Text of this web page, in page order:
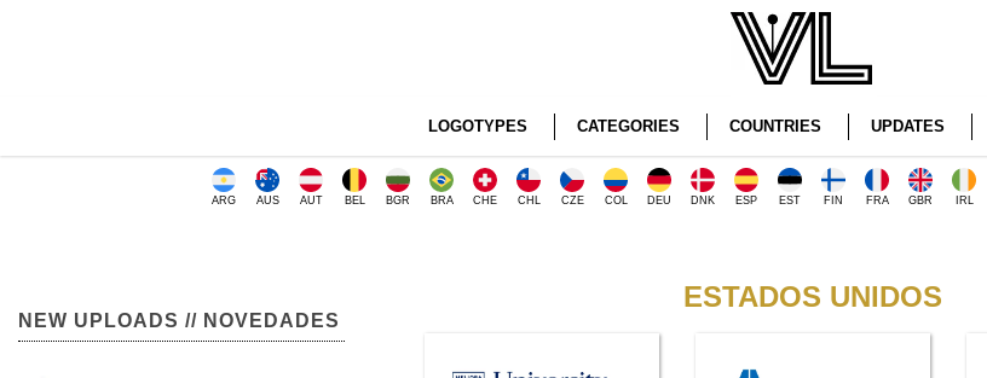
LOGOTYPES CATEGORIES COUNTRIES UPDATES
ARG AUS AUT BEL BGR BRA CHE CHL CZE COL DEU DNK ESP EST FIN FRA GBR IRL
ESTADOS UNIDOS
NEW UPLOADS // NOVEDADES